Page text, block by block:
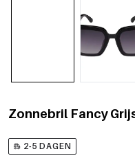
Zonnebril Fancy
2-5 DAGEN